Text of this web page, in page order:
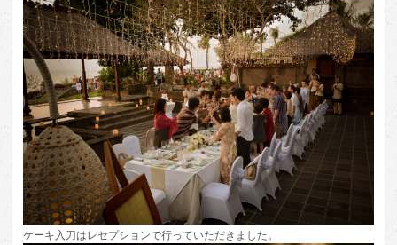
ケーキ入刀はレセプションで行っていただきました。